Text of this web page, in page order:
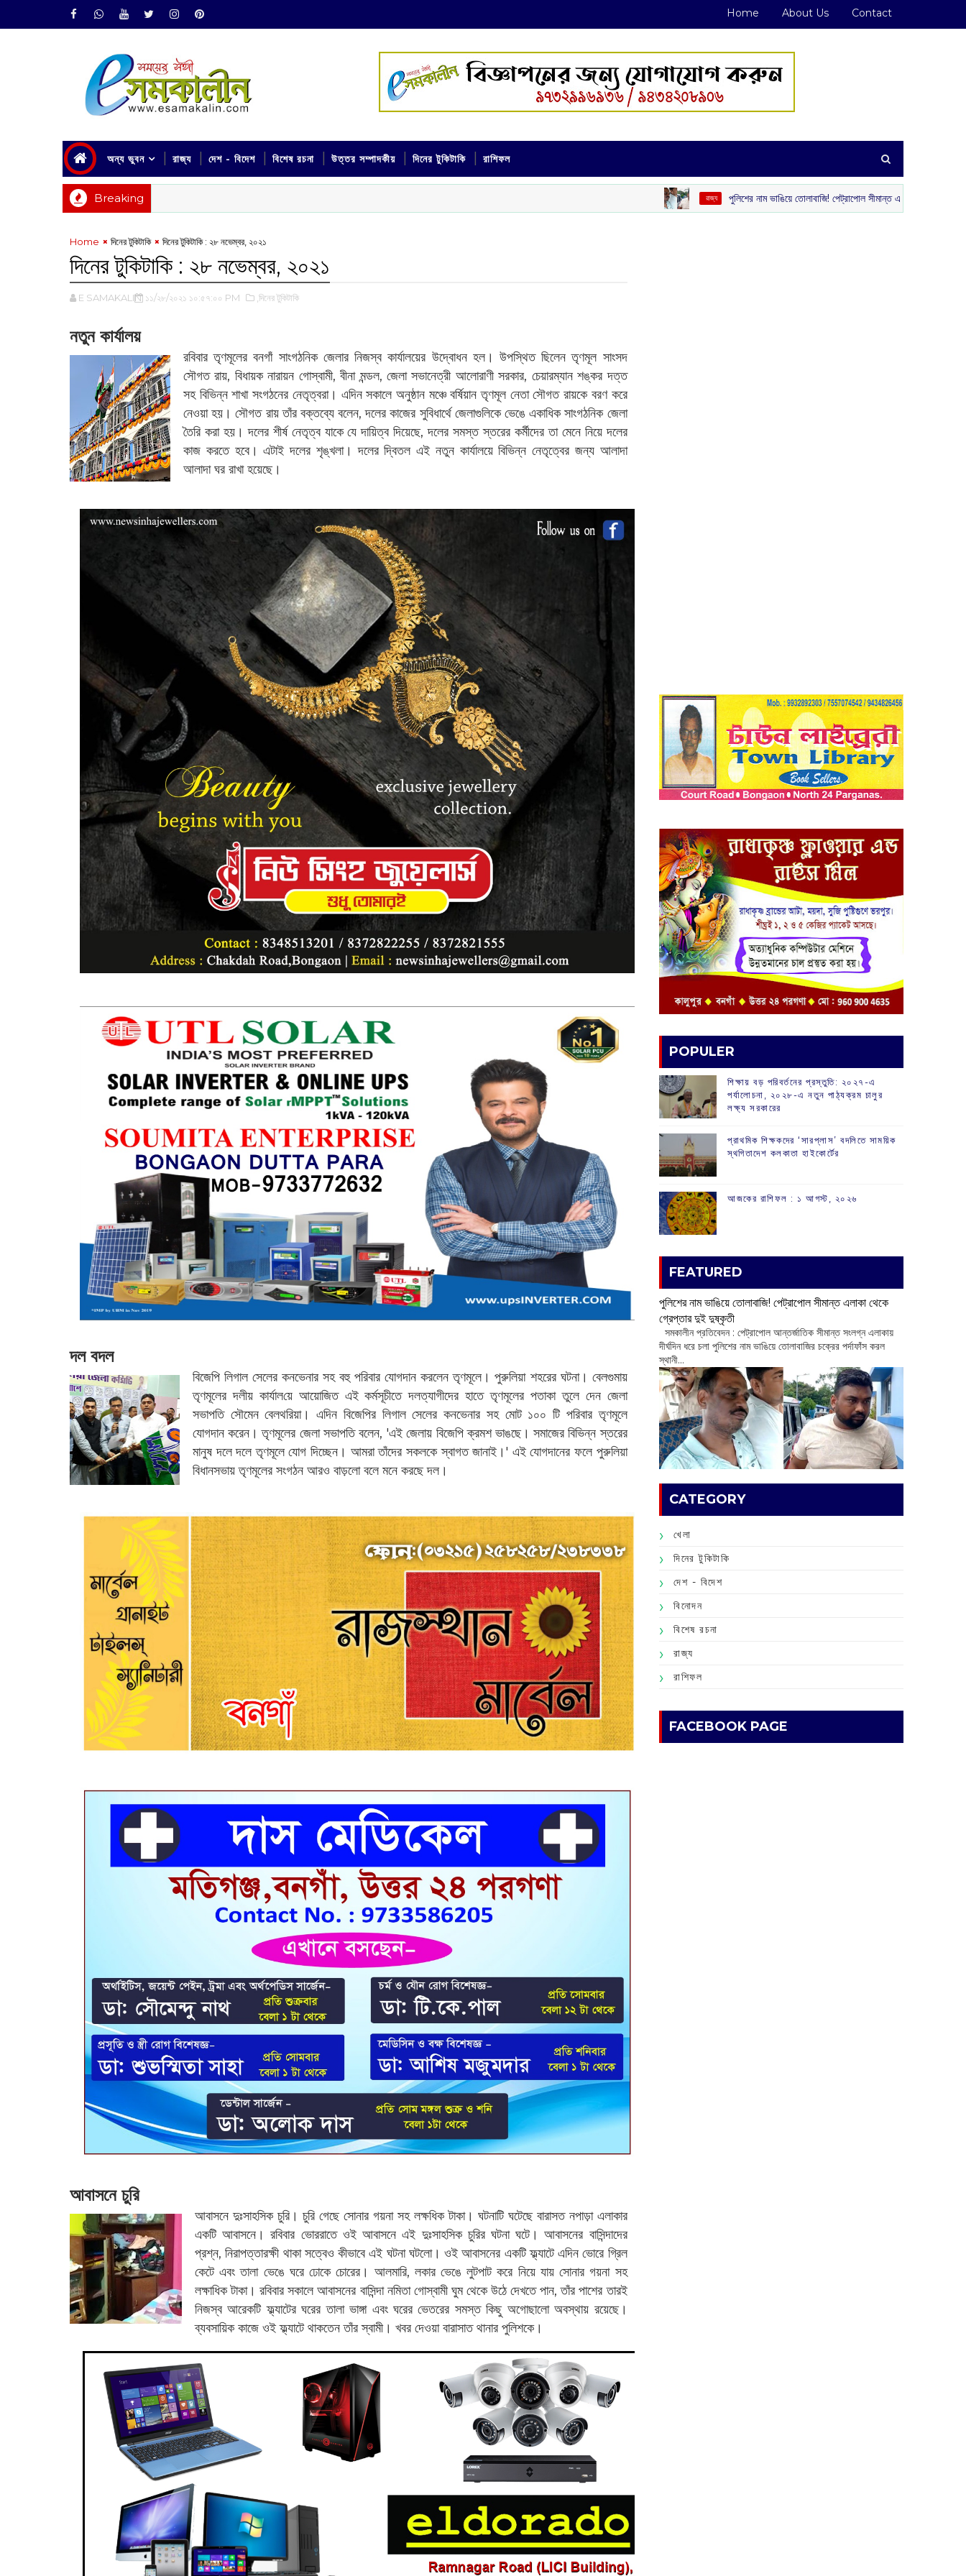
Home About Us Contact
অন্য ভুবন রাজ্য দেশ - বিদেশ বিশেষ রচনা উত্তর সম্পাদকীয় দিনের টুকিটাকি রাশিফল
Breaking পুলিশের নাম ভাঙিয়ে তোলাবাজি! পেট্রাপোল সীমান্ত এলাকা থেকে গ্রেপ্তার দুই দুষ্কৃতী
Home দিনের টুকিটাকি দিনের টুকিটাকি : ২৮ নভেম্বর, ২০২১‌
দিনের টুকিটাকি : ২৮ নভেম্বর, ২০২১‌
E SAMAKALIN ১১/২৮/২০২১ ১০:৫৭:০০ PM ,দিনের টুকিটাকি
নতুন কার্যালয়
রবিবার তৃণমূলের বনগাঁ সাংগঠনিক জেলার নিজস্ব কার্যালয়ের উদ্বোধন হল। উপস্থিত ছিলেন তৃণমূল সাংসদ
সৌগত রায়, বিধায়ক নারায়ন গোস্বামী, বীনা মন্ডল, জেলা সভানেত্রী আলোরাণী সরকার, চেয়ারম্যান শঙ্কর দত্ত
সহ বিভিন্ন শাখা সংগঠনের নেতৃত্বরা। এদিন সকালে অনুষ্ঠান মঞ্চে বর্ষিয়ান তৃণমূল নেতা সৌগত রায়কে বরণ করে
নেওয়া হয়। সৌগত রায় তাঁর বক্তব্যে বলেন, দলের কাজের সুবিধার্থে জেলাগুলিকে ভেঙে একাধিক সাংগঠনিক জেলা
তৈরি করা হয়। দলের শীর্ষ নেতৃত্ব যাকে যে দায়িত্ব দিয়েছে, দলের সমস্ত স্তরের কর্মীদের তা মেনে নিয়ে দলের
কাজ করতে হবে। এটাই দলের শৃঙ্খলা। দলের দ্বিতল এই নতুন কার্যালয়ে বিভিন্ন নেতৃত্বের জন্য আলাদা
আলাদা ঘর রাখা হয়েছে।
দল বদল
বিজেপি লিগাল সেলের কনভেনার সহ বহু পরিবার যোগদান করলেন তৃণমূলে। পুরুলিয়া শহরের ঘটনা। বেলগুমায়
তৃণমূলের দলীয় কার্যাল‌য়ে আয়োজিত এই কর্মসূচীতে দলত্যাগীদের হাতে তৃণমূলের পতাকা তুলে দেন জেলা
সভাপতি সৌমেন বেলথরিয়া। এদিন বিজেপির লিগাল সেলের কনভেনার সহ মোট ১০০ টি পরিবার তৃণমূলে
যোগদান করেন। তৃণমূলের জেলা সভাপতি বলেন, 'এই জেলায় বিজেপি ক্রমশ ভাঙছে। সমাজের বিভিন্ন স্তরের
মানুষ দলে দলে তৃণমূলে ‌যোগ দিচ্ছেন। আমরা তাঁদের সকলকে স্বাগত জানাই।'‌ এই যোগদানের ফলে পুরুলিয়া
বিধানসভায় তৃণমূলের সংগঠন আরও বাড়লো বলে মনে করছে দল।
আবাসনে চুরি
আবাসনে দুঃসাহসিক চুরি। চুরি গেছে সোনার গয়না সহ লক্ষধিক টাকা। ঘটনাটি ঘটেছে বারাসত নপাড়া এলাকার
একটি আবাসনে। রবিবার ভোররাতে ওই আবাসনে এই দুঃসাহসিক চুরির ঘটনা ঘটে। আবাসনের বাসিন্দাদের
প্রশ্ন, নিরাপত্তারক্ষী থাকা সত্বেও কীভাবে এই ঘটনা ঘটলো। ওই আবাসনের একটি ফ্ল্যাটে এদিন ভোরে গ্রিল
কেটে এবং তালা ভেঙে ঘরে ঢোকে চোরের। আলমারি, লকার ভেঙে লুটপাট করে নিয়ে যায় সোনার গয়না সহ
লক্ষাধিক টাকা। রবিবার সকালে আবাসনের বাসিন্দা নমিতা গোস্বামী ঘুম থেকে উঠে দেখতে পান, তাঁর পাশের তারই
নিজস্ব আরেকটি ফ্ল্যাটের ঘরের তালা ভাঙ্গা এবং ঘরের ভেতরের সমস্ত কিছু অগোছালো অবস্থায় রয়েছে।
ব্যবসায়িক কাজে ওই ফ্ল্যাটে থাকতেন তাঁর স্বামী। খবর দেওয়া বারাসাত থানার পুলিশকে।
POPULER
শিক্ষায় বড় পরিবর্তনের প্রস্তুতি: ২০২৭-এ
পর্যালোচনা, ২০২৮-এ নতুন পাঠ্যক্রম চালুর
লক্ষ্য সরকারের
প্রাথমিক শিক্ষকদের ‘সারপ্লাস’ বদলিতে সাময়িক
স্থগিতাদেশ কলকাতা হাইকোর্টের
আজকের রাশিফল :‌ ‌‌১ আগস্ট, ২০২৬
FEATURED
পুলিশের নাম ভাঙিয়ে তোলাবাজি! পেট্রাপোল সীমান্ত এলাকা থেকে
গ্রেপ্তার দুই দুষ্কৃতী
সমকালীন প্রতিবেদন : পেট্রাপোল আন্তর্জাতিক সীমান্ত সংলগ্ন এলাকায়
দীর্ঘদিন ধরে চলা পুলিশের নাম ভাঙিয়ে তোলাবাজির চক্রের পর্দাফাঁস করল
স্থানী...
CATEGORY
খেলা
দিনের টুকিটাকি
দেশ - বিদেশ
বিনোদন
বিশেষ রচনা
রাজ্য
রাশিফল
FACEBOOK PAGE